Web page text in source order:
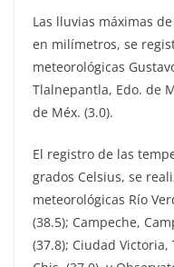
Las lluvias máximas
en milímetros, se
meteorológicas
Tlalnepantla, Edo. de
de Méx. (3.0).
El registro de las
grados Celsius, se
meteorológicas Río
(38.5); Campeche,
(37.8); Ciudad